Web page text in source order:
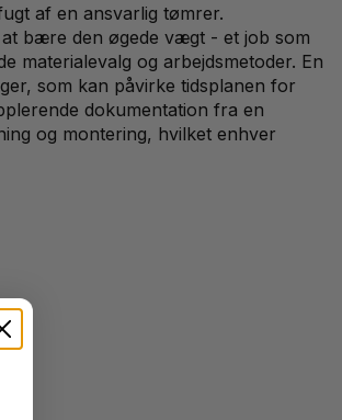
af en ansvarlig tømrer.
bære den øgede vægt - et job som
materialevalg og arbejdsmetoder. En
som kan påvirke tidsplanen for
dokumentation fra en
og montering, hvilket enhver